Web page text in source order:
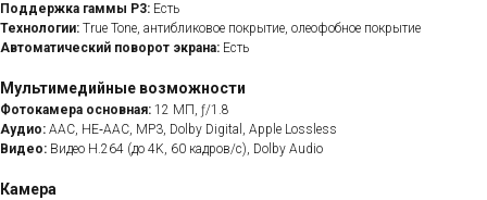
Поддержка гаммы P3: Есть
Технологии: True Tone, антибликовое покрытие, олеофобное покрытие
Автоматический поворот экрана: Есть
Мультимедийные возможности
Фотокамера основная: 12 МП, ƒ/1.8
Аудио: AAC, HE‑AAC, MP3, Dolby Digital, Apple Lossless
Видео: Видео H.264 (до 4K, 60 кадров/с), Dolby Audio
Камера